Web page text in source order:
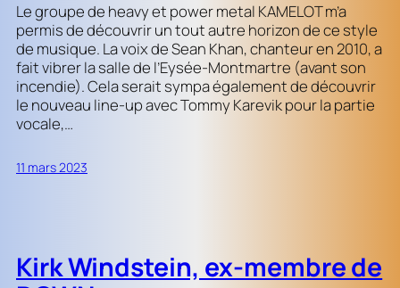
Le groupe de heavy et power metal KAMELOT m’a
permis de découvrir un tout autre horizon de ce style
de musique. La voix de Sean Khan, chanteur en 2010, a
fait vibrer la salle de l’Eysée-Montmartre (avant son
incendie). Cela serait sympa également de découvrir
le nouveau line-up avec Tommy Karevik pour la partie
vocale,…
11 mars 2023
Kirk Windstein, ex-membre de